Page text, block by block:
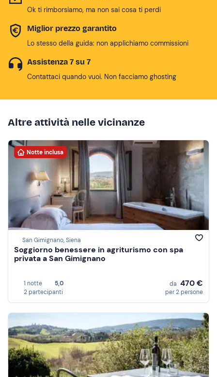
Ok ti rimborsiamo, ma non sai cosa ti perdi
Miglior prezzo garantito
Lo stesso della guida: non applichiamo commissioni
Assistenza 7 su 7
Contattaci quando vuoi. Non facciamo ghosting
Altre attività nelle vicinanze
Notte inclusa
San Gimignano, Siena
Soggiorno benessere in agriturismo con spa
privata a San Gimignano
1 notte
5,0
2 partecipanti
da 470 €
per 2 persone